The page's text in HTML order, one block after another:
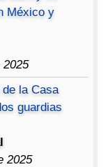
México y
2025
la Casa
guardias
2025